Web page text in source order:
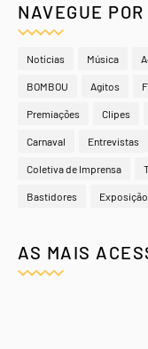
NAVEGUE
Notícias Música
BOMBOU Agitos
Premiações Clipes
Carnaval Entrevistas
Coletiva de Imprensa
Bastidores Exposição
AS MAIS